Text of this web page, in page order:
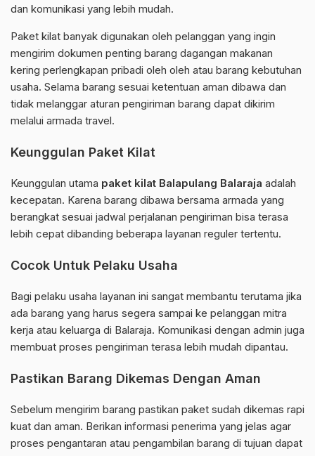
dan komunikasi yang lebih mudah.
Paket kilat banyak digunakan oleh pelanggan yang ingin
mengirim dokumen penting barang dagangan makanan
kering perlengkapan pribadi oleh oleh atau barang kebutuhan
usaha. Selama barang sesuai ketentuan aman dibawa dan
tidak melanggar aturan pengiriman barang dapat dikirim
melalui armada travel.
Keunggulan Paket Kilat
Keunggulan utama paket kilat Balapulang Balaraja adalah
kecepatan. Karena barang dibawa bersama armada yang
berangkat sesuai jadwal perjalanan pengiriman bisa terasa
lebih cepat dibanding beberapa layanan reguler tertentu.
Cocok Untuk Pelaku Usaha
Bagi pelaku usaha layanan ini sangat membantu terutama jika
ada barang yang harus segera sampai ke pelanggan mitra
kerja atau keluarga di Balaraja. Komunikasi dengan admin juga
membuat proses pengiriman terasa lebih mudah dipantau.
Pastikan Barang Dikemas Dengan Aman
Sebelum mengirim barang pastikan paket sudah dikemas rapi
kuat dan aman. Berikan informasi penerima yang jelas agar
proses pengantaran atau pengambilan barang di tujuan dapat